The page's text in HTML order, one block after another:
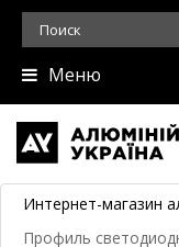
Меню
Интернет-магазин
Профиль